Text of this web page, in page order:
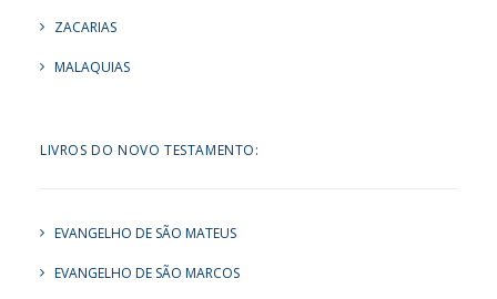
ZACARIAS
MALAQUIAS
LIVROS DO NOVO TESTAMENTO:
EVANGELHO DE SÃO MATEUS
EVANGELHO DE SÃO MARCOS